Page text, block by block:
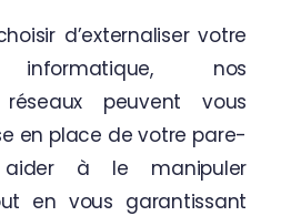
d’externaliser votre
, nos
réseaux peuvent vous
en place de votre pare-
à le manipuler
en vous garantissant